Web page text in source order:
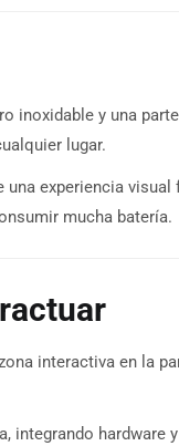
y una
lugar.
una experiencia
mucha batería.
interactiva en la